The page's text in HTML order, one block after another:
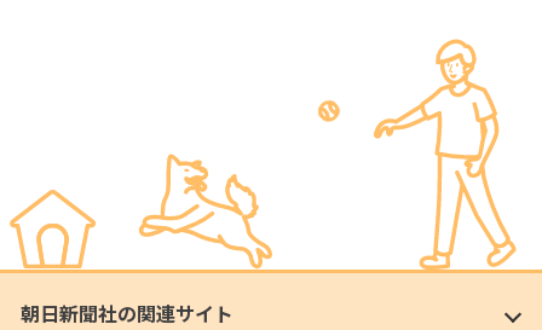
朝日新聞社の関連サイト